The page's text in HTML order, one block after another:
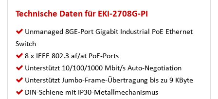
Technische Daten für EKI-2708G-PI
Unmanaged 8GE-Port Gigabit Industrial PoE Ethernet
Switch
8 x IEEE 802.3 af/at PoE-Ports
Unterstützt 10/100/1000 Mbit/s Auto-Negotiation
Unterstützt Jumbo-Frame-Übertragung bis zu 9 KByte
DIN-Schiene mit IP30-Metallmechanismus